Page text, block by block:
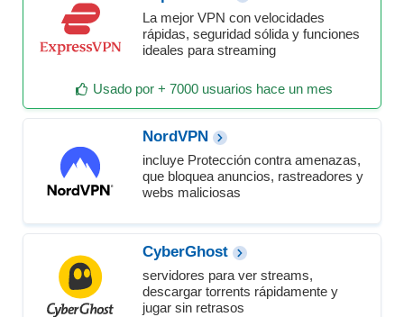
La mejor VPN con velocidades
rápidas, seguridad sólida y funciones
ideales para streaming
Usado por + 7000 usuarios hace un mes
NordVPN
incluye Protección contra amenazas,
que bloquea anuncios, rastreadores y
webs maliciosas
CyberGhost
servidores para ver streams,
descargar torrents rápidamente y
jugar sin retrasos